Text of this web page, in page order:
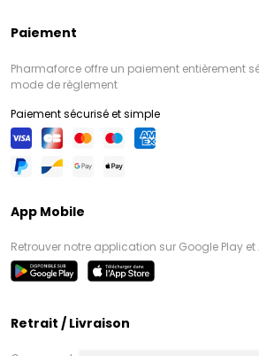
Paiement
Pharmaforce offre un paiement entièrement
mode de règlement
Paiement sécurisé et simple
App Mobile
Retrouver notre application sur Google Play et
Retrait / Livraison